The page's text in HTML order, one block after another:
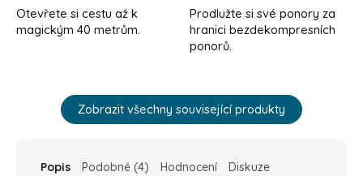
Otevřete si cestu až k
magickým 40 metrům.
Prodlužte si své ponory za
hranici bezdekompresních
ponorů.
Zobrazit všechny související produkty
Popis Podobné (4) Hodnocení Diskuze